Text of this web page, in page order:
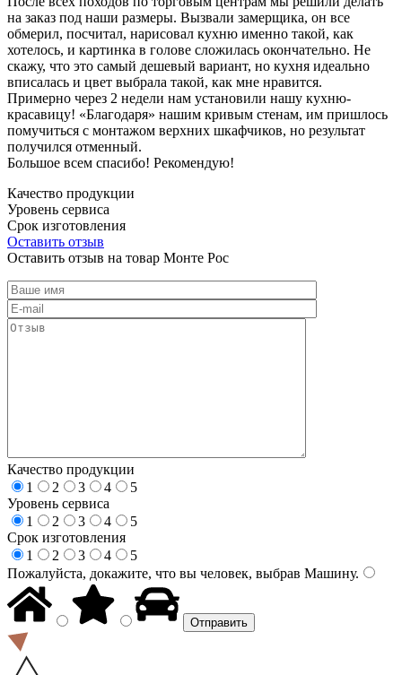
на заказ под наши размеры. Вызвали замерщика, он все
обмерил, посчитал, нарисовал кухню именно такой, как
хотелось, и картинка в голове сложилась окончательно. Не
скажу, что это самый дешевый вариант, но кухня идеально
вписалась и цвет выбрала такой, как мне нравится.
Примерно через 2 недели нам установили нашу кухню-
красавицу! «Благодаря» нашим кривым стенам, им пришлось
помучиться с монтажом верхних шкафчиков, но результат
получился отменный.
Большое всем спасибо! Рекомендую!
Качество продукции
Уровень сервиса
Срок изготовления
Оставить отзыв
Оставить отзыв на товар Монте Рос
Качество продукции
1
2 3 4
5
Уровень сервиса
1
2 3 4
5
Срок изготовления
1
2 3 4
5
Пожалуйста, докажите, что вы человек, выбрав Машину.